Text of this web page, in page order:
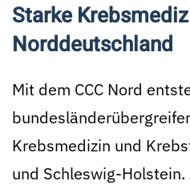
Starke
Norddeutschland
Mit dem CCC Nord
Krebsmedizin und
und Schleswig-Holstein.